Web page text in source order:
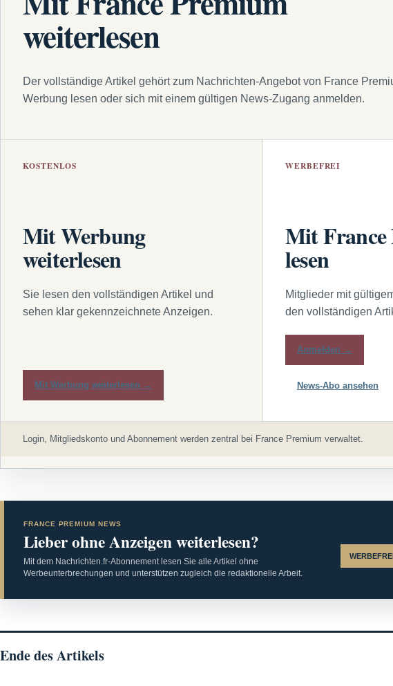
weiterlesen
Der vollständige Artikel gehört zum Nachrichten-Angebot von France
Werbung lesen oder sich mit einem gültigen News-Zugang anmelden.
KOSTENLOS
Mit Werbung
weiterlesen
Sie lesen den vollständigen Artikel und
sehen klar gekennzeichnete Anzeigen.
Mit Werbung weiterlesen →
WERBEFREI
Mit
lesen
Mitglieder mit
den vollständigen
Anmelden →
News-Abo ansehen
Login, Mitgliedskonto und Abonnement werden zentral bei France Premium verwaltet.
FRANCE PREMIUM NEWS
Lieber ohne Anzeigen weiterlesen?
Mit dem Nachrichten.fr-Abonnement lesen Sie alle Artikel ohne
Werbeunterbrechungen und unterstützen zugleich die redaktionelle Arbeit.
Ende des Artikels